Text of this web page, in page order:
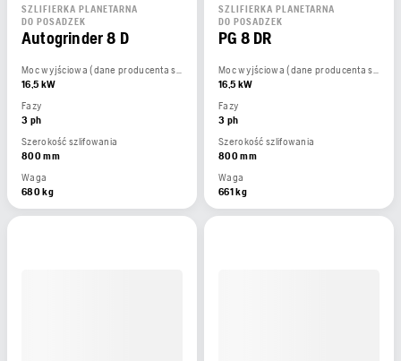
SZLIFIERKA PLANETARNA
DO POSADZEK
Autogrinder 8 D
Moc wyjściowa (dane producenta silnika)
16,5 kW
Fazy
3 ph
Szerokość szlifowania
800 mm
Waga
680 kg
SZLIFIERKA PLANETARNA
DO POSADZEK
PG 8 DR
Moc wyjściowa (dane producenta silnika)
16,5 kW
Fazy
3 ph
Szerokość szlifowania
800 mm
Waga
661 kg